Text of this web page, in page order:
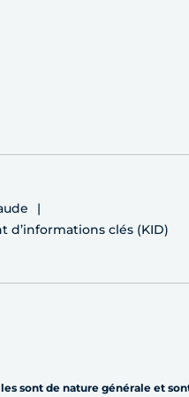
d’informations clés (KID)
sont de nature générale et